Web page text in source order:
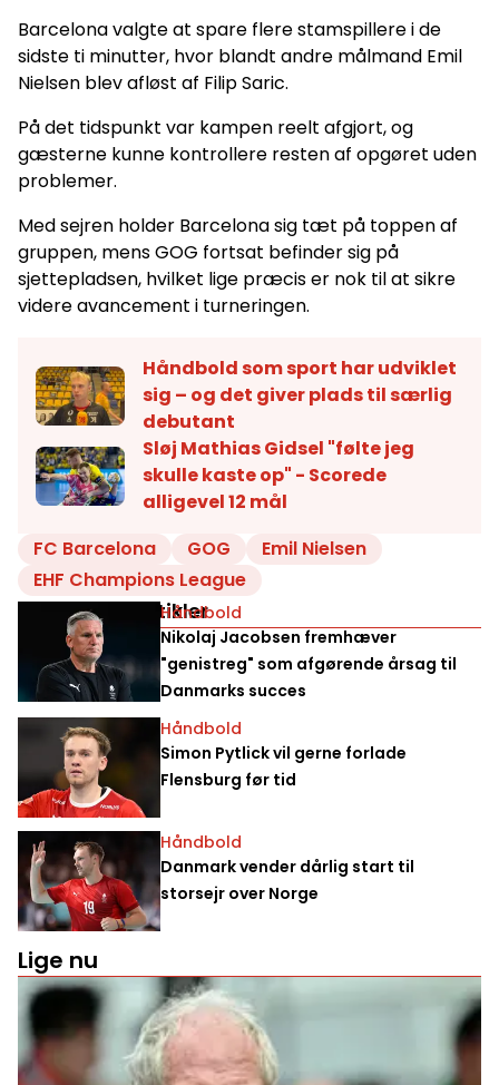
Barcelona valgte at spare flere stamspillere i de
sidste ti minutter, hvor blandt andre målmand Emil
Nielsen blev afløst af Filip Saric.
På det tidspunkt var kampen reelt afgjort, og
gæsterne kunne kontrollere resten af opgøret uden
problemer.
Med sejren holder Barcelona sig tæt på toppen af
gruppen, mens GOG fortsat befinder sig på
sjettepladsen, hvilket lige præcis er nok til at sikre
videre avancement i turneringen.
Håndbold som sport har udviklet
sig – og det giver plads til særlig
debutant
Sløj Mathias Gidsel "følte jeg
skulle kaste op" - Scorede
alligevel 12 mål
FC Barcelona
GOG
Emil Nielsen
EHF Champions League
Relaterede artikler
Håndbold
Nikolaj Jacobsen fremhæver
"genistreg" som afgørende årsag til
Danmarks succes
Håndbold
Simon Pytlick vil gerne forlade
Flensburg før tid
Håndbold
Danmark vender dårlig start til
storsejr over Norge
Lige nu